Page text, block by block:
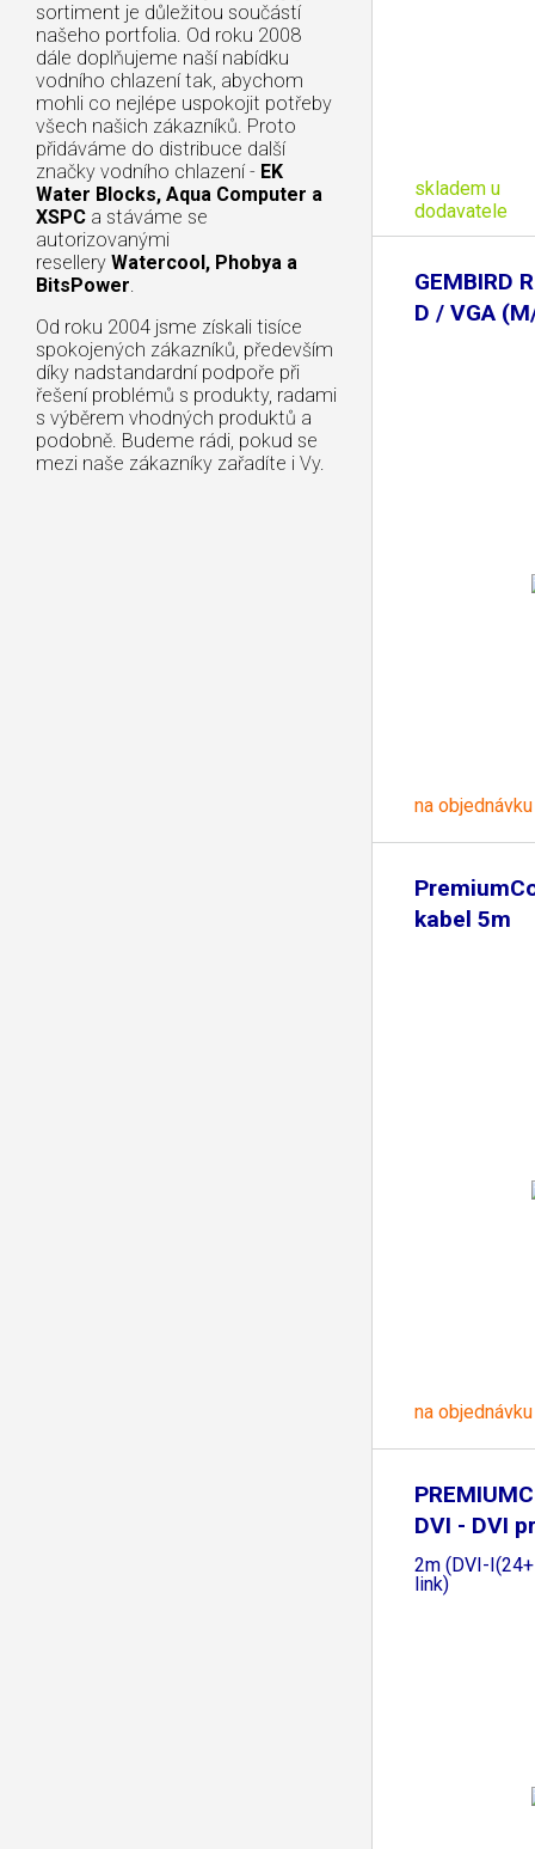
sortiment je důležitou součástí
našeho portfolia. Od roku 2008
dále doplňujeme naší nabídku
vodního chlazení tak, abychom
mohli co nejlépe uspokojit potřeby
všech našich zákazníků. Proto
přidáváme do distribuce další
značky vodního chlazení - EK
Water Blocks, Aqua Computer a
XSPC a stáváme se
autorizovanými
resellery Watercool, Phobya a
BitsPower.
Od roku 2004 jsme získali tisíce
spokojených zákazníků, především
díky nadstandardní podpoře při
řešení problémů s produkty, radami
s výběrem vhodných produktů a
podobně. Budeme rádi, pokud se
mezi naše zákazníky zařadíte i Vy.
skladem u
dodavatele
GEMBIRD
D / VGA
na objednávku
kabel 5m
na objednávku
DVI - DVI
2m (DVI-
link)